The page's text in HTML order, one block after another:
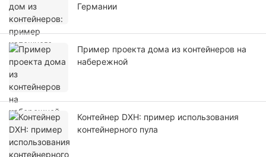
Германии
Пример проекта дома из контейнеров на
набережной
Контейнер DXH: пример использования
контейнерного пула